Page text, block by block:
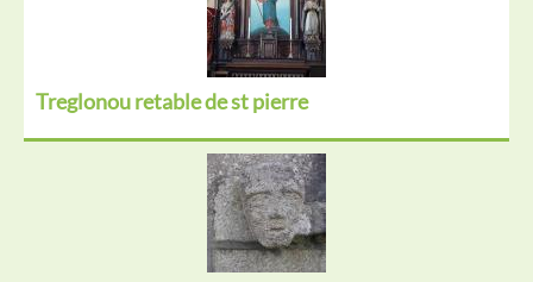
Treglonou retable de st pierre